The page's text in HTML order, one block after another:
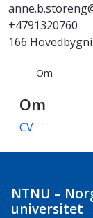
+4791320760
166
Om
Om
CV
NTNU –
universitet